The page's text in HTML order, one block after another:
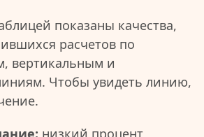
показаны качества,
расчетов по
вертикальным и
Чтобы увидеть линию,
низкий процент